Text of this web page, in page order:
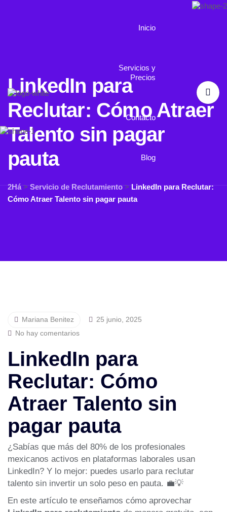
Inicio
Servicios y
Precios
Contacto
Blog
LinkedIn para
Reclutar: Cómo Atraer
Talento sin pagar
pauta
2Há>Servicio de Reclutamiento>LinkedIn para Reclutar:
Cómo Atraer Talento sin pagar pauta
Mariana Benitez
25 junio, 2025
No hay comentarios
LinkedIn para
Reclutar: Cómo
Atraer Talento sin
pagar pauta
¿Sabías que más del 80% de los profesionales
mexicanos activos en plataformas laborales usan
LinkedIn? Y lo mejor: puedes usarlo para reclutar
talento sin invertir un solo peso en pauta. 💼💡
En este artículo te enseñamos cómo aprovechar